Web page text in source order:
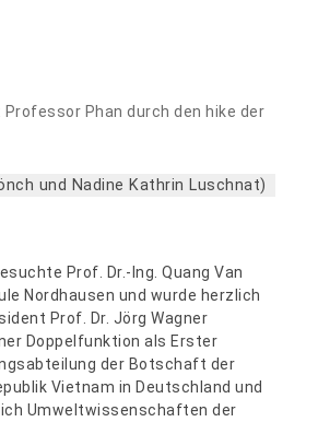
Professor Phan durch den hike der
und Nadine Kathrin Luschnat)
Prof. Dr.-Ing. Quang Van
Nordhausen und wurde herzlich
Prof. Dr. Jörg Wagner
Doppelfunktion als Erster
der Botschaft der
Vietnam in Deutschland und
Umweltwissenschaften der